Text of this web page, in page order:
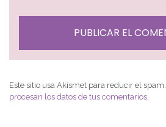
Este sitio usa Akismet para reducir el spam.
procesan los datos de tus comentarios.